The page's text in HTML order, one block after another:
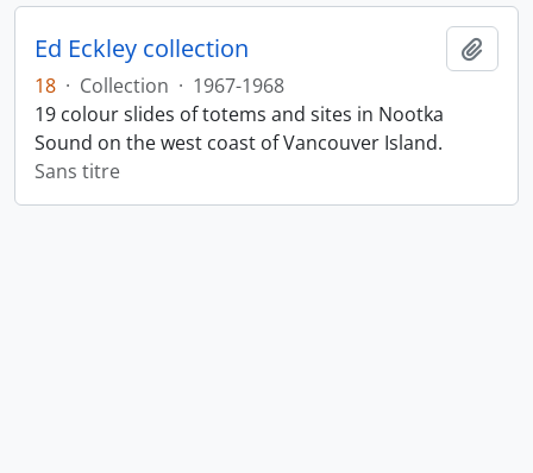
Ed Eckley collection
18 · Collection · 1967-1968
19 colour slides of totems and sites in Nootka
Sound on the west coast of Vancouver Island.
Sans titre